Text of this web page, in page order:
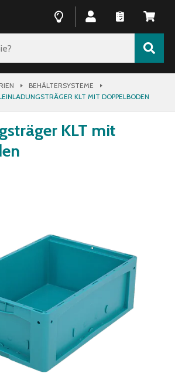
BEHÄLTERSYSTEME
KLT MIT DOPPELBODEN
KLT mit